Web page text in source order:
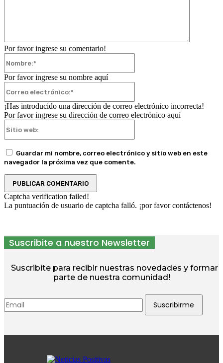
Por favor ingrese su comentario!
Por favor ingrese su nombre aquí
¡Has introducido una dirección de correo electrónico incorrecta!
Por favor ingrese su dirección de correo electrónico aquí
Guardar mi nombre, correo electrónico y sitio web en este
navegador la próxima vez que comente.
Captcha verification failed!
La puntuación de usuario de captcha falló. ¡por favor contáctenos!
Suscribite a nuestro Newsletter
Suscribite para recibir nuestras novedades y formar
parte de nuestra comunidad!